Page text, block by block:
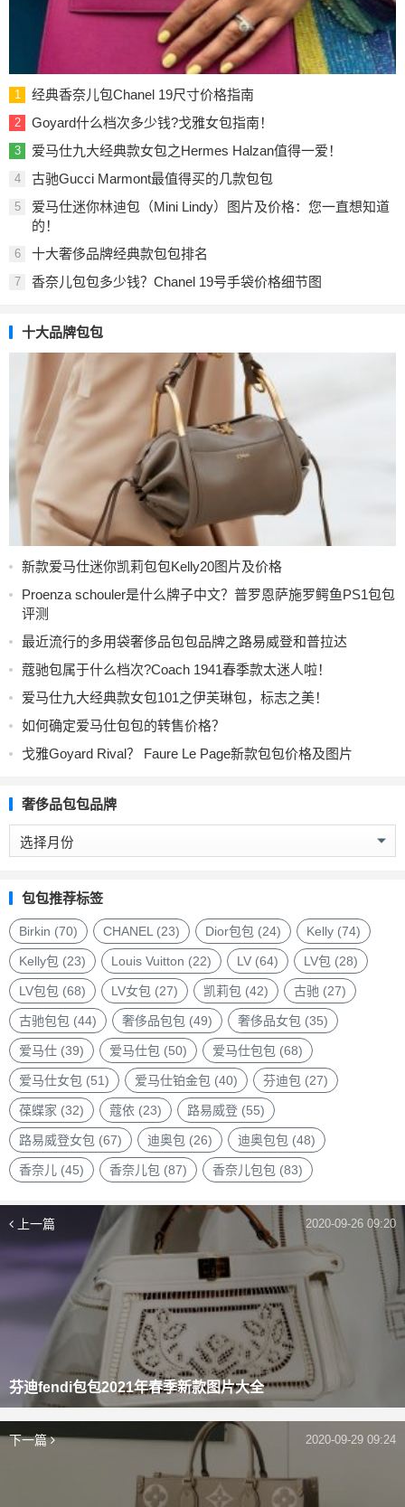
1 经典香奈儿包Chanel 19尺寸价格指南
2 Goyard什么档次多少钱?戈雅女包指南！
3 爱马仕九大经典款女包之Hermes Halzan值得一爱！
4 古驰Gucci Marmont最值得买的几款包包
5
爱马仕迷你林迪包（Mini Lindy）图片及价格：您一直想知道
的！
6 十大奢侈品牌经典款包包排名
7 香奈儿包包多少钱？Chanel 19号手袋价格细节图
十大品牌包包
新款爱马仕迷你凯莉包包Kelly20图片及价格
Proenza schouler是什么牌子中文？普罗恩萨施罗鳄鱼PS1包包
评测
最近流行的多用袋奢侈品包包品牌之路易威登和普拉达
蔻驰包属于什么档次?Coach 1941春季款太迷人啦！
爱马仕九大经典款女包101之伊芙琳包，标志之美！
如何确定爱马仕包包的转售价格？
戈雅Goyard Rival？ Faure Le Page新款包包价格及图片
奢侈品包包品牌
奢
侈
包
包
品
牌
包包推荐标签
Birkin (70) CHANEL(23) Dior包包 (24) Kelly (74)
Kelly包 (23) Louis Vuitton (22) LV (64) LV包 (28)
LV包包 (68) LV女包 (27) 凯莉包 (42) 古驰 (27)
古驰包包 (44) 奢侈品包包 (49) 奢侈品女包 (35)
爱马仕 (39) 爱马仕包 (50) 爱马仕包包 (68)
爱马仕女包 (51) 爱马仕铂金包 (40) 芬迪包 (27)
葆蝶家 (32) 蔻依 (23) 路易威登 (55)
路易威登女包 (67) 迪奥包 (26) 迪奥包包 (48)
香奈儿 (45) 香奈儿包 (87) 香奈儿包包 (83)
上一篇
芬迪fendi包包2021年春季新款图片大全
2020-09-26 09:20
下一篇 2020-09-29 09:24